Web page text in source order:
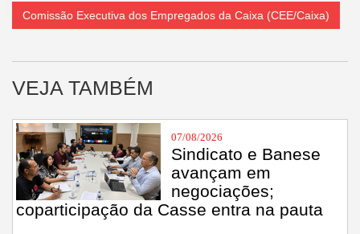
Comissão Executiva dos Empregados da Caixa (CEE/Caixa)
VEJA TAMBÉM
07/08/2026
Sindicato e Banese
avançam em
negociações;
coparticipação da Casse entra na pauta